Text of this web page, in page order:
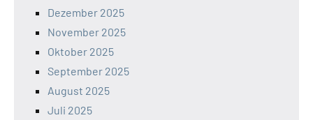
Dezember 2025
November 2025
Oktober 2025
September 2025
August 2025
Juli 2025